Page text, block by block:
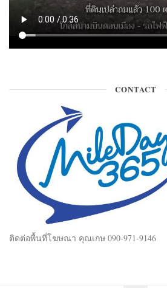
CONTACT
ติดต่อพื้นที่โฆษณา คุณเกษ 090-971-9146